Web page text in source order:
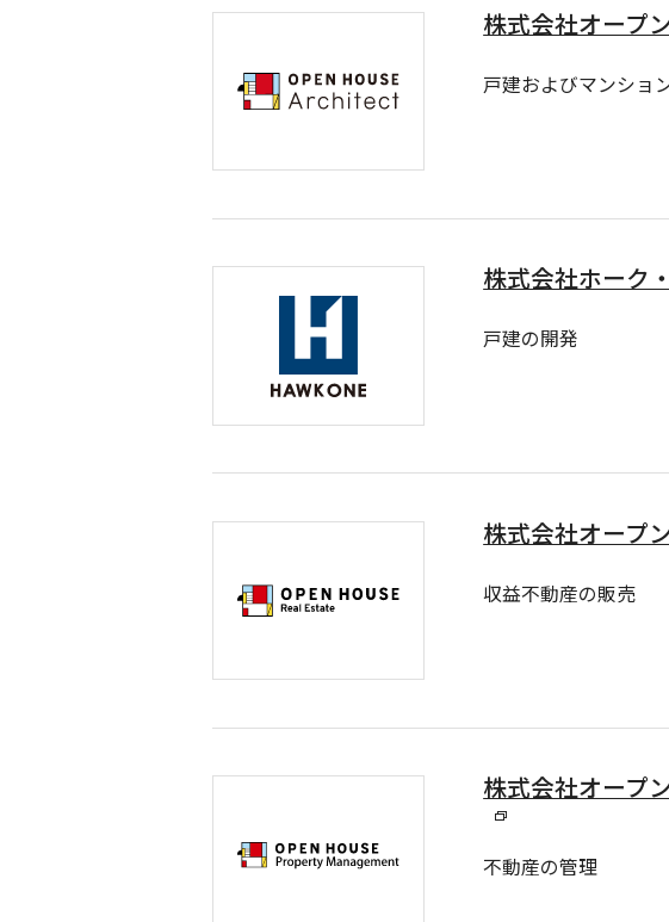
株式会社オープ
戸建およびマンショ
株式会社ホーク
戸建の開発
株式会社オープ
収益不動産の販売
株式会社オープ
不動産の管理